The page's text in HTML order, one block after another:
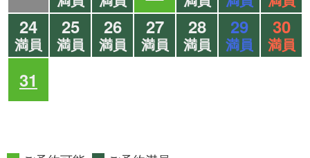
24
満員
25
満員
26
満員
27
満員
28
満員
29
満員
30
満員
31